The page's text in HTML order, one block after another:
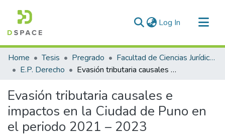
Log In (current)
Communities & Collections
All of DSpace
Home Tesis Pregrado
Facultad de Ciencias Jurídicas y Políticas
E.P. Derecho
Evasión tributaria causales e impactos en la Ciudad de Puno en el periodo 2021 – 2023
Evasión tributaria causales e
impactos en la Ciudad de Puno en
el periodo 2021 – 2023